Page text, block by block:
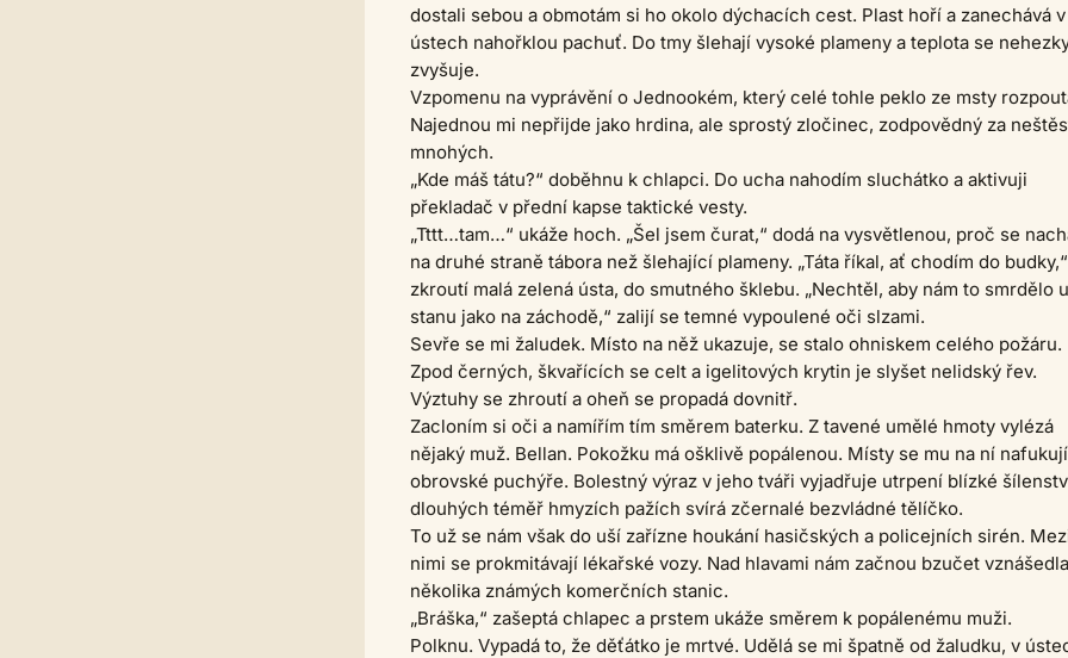
dostali sebou a obmotám si ho okolo dýchacích cest. Plast hoří a zanechává v
ústech nahořklou pachuť. Do tmy šlehají vysoké plameny a teplota se
zvyšuje.
Vzpomenu na vyprávění o Jednookém, který celé tohle peklo ze msty
Najednou mi nepřijde jako hrdina, ale sprostý zločinec, zodpovědný za
mnohých.
„Kde máš tátu?“ doběhnu k chlapci. Do ucha nahodím sluchátko a aktivuji
překladač v přední kapse taktické vesty.
„Tttt…tam…“ ukáže hoch. „Šel jsem čurat,“ dodá na vysvětlenou, proč se
na druhé straně tábora než šlehající plameny. „Táta říkal, ať chodím do budky,“
zkroutí malá zelená ústa, do smutného šklebu. „Nechtěl, aby nám to smrdělo u
stanu jako na záchodě,“ zalijí se temné vypoulené oči slzami.
Sevře se mi žaludek. Místo na něž ukazuje, se stalo ohniskem celého požáru.
Zpod černých, škvařících se celt a igelitových krytin je slyšet nelidský řev.
Výztuhy se zhroutí a oheň se propadá dovnitř.
Zacloním si oči a namířím tím směrem baterku. Z tavené umělé hmoty vylézá
nějaký muž. Bellan. Pokožku má ošklivě popálenou. Místy se mu na ní nafukují
obrovské puchýře. Bolestný výraz v jeho tváři vyjadřuje utrpení blízké
dlouhých téměř hmyzích pažích svírá zčernalé bezvládné tělíčko.
To už se nám však do uší zařízne houkání hasičských a policejních sirén.
nimi se prokmitávají lékařské vozy. Nad hlavami nám začnou bzučet vznášedla
několika známých komerčních stanic.
„Bráška,“ zašeptá chlapec a prstem ukáže směrem k popálenému muži.
Polknu. Vypadá to, že děťátko je mrtvé. Udělá se mi špatně od žaludku, v